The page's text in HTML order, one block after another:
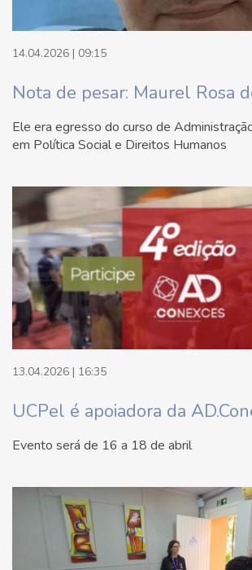
14.04.2026 | 09:15
Nota de pesar: Maurel Rosa
Ele era egresso do curso de
em Política Social e Direitos Humanos
13.04.2026 | 16:35
UCPel é apoiadora da
Evento será de 16 a 18 de abril